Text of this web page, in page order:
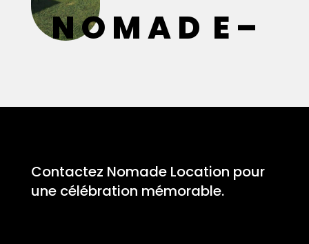
N O M A D E –
Contactez Nomade Location pour
une célébration mémorable.